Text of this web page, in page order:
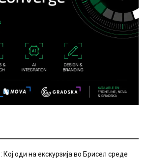
оди на екскурзија во Брисел среде